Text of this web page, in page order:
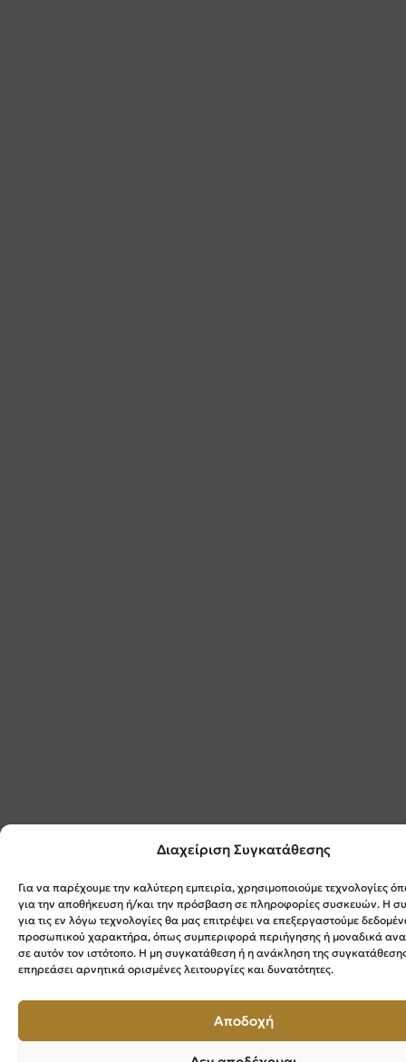
Διαχείριση Συγκατάθεσης
Για να παρέχουμε την καλύτερη εμπειρία, χρησιμοποιούμε τεχνολογίες
για την αποθήκευση ή/και την πρόσβαση σε πληροφορίες συσκευών. Η
για τις εν λόγω τεχνολογίες θα μας επιτρέψει να επεξεργαστούμε
προσωπικού χαρακτήρα, όπως συμπεριφορά περιήγησης ή μοναδικά
σε αυτόν τον ιστότοπο. Η μη συγκατάθεση ή η ανάκληση της
επηρεάσει αρνητικά ορισμένες λειτουργίες και δυνατότητες.
Αποδοχή